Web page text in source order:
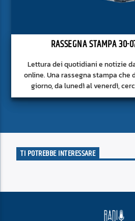
RASSEGNA STAMPA
Lettura dei quotidiani e notizie
online. Una rassegna stampa che
giorno, da lunedì al venerdì,
approfondito delle notizie del
TI POTREBBE INTERESSARE